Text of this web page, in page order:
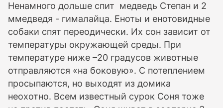
Ненамного дольше спит медведь Степан и 2
ммедведя - гималайца. Еноты и енотовидные
собаки спят переодически. Их сон зависит от
температуры окружающей среды. При
температуре ниже –20 градусов животные
отправляются «на боковую». С потеплением
просыпаются, но выходят из домика
неохотно. Всем известный сурок Соня тоже